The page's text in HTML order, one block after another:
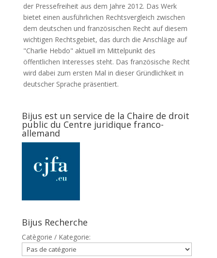
der Pressefreiheit aus dem Jahre 2012. Das Werk
bietet einen ausführlichen Rechtsvergleich zwischen
dem deutschen und französischen Recht auf diesem
wichtigen Rechtsgebiet, das durch die Anschläge auf
"Charlie Hebdo" aktuell im Mittelpunkt des
öffentlichen Interesses steht. Das französische Recht
wird dabei zum ersten Mal in dieser Gründlichkeit in
deutscher Sprache präsentiert.
Bijus est un service de la Chaire de droit
public du Centre juridique franco-
allemand
Bijus Recherche
Catègorie / Kategorie: